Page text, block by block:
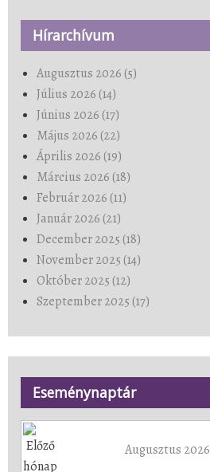
Hírarchívum
Augusztus 2026 (5)
Július 2026 (14)
Június 2026 (17)
Május 2026 (22)
Április 2026 (19)
Március 2026 (18)
Február 2026 (11)
Január 2026 (21)
December 2025 (18)
November 2025 (14)
Október 2025 (12)
Szeptember 2025 (17)
Eseménynaptár
Augusztus 2026